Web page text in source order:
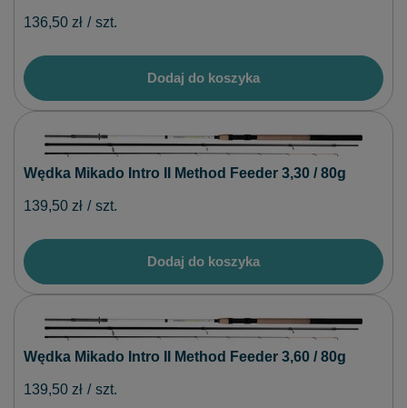
136,50 zł / szt.
Dodaj do koszyka
Wędka Mikado Intro II Method Feeder 3,30 / 80g
139,50 zł / szt.
Dodaj do koszyka
Wędka Mikado Intro II Method Feeder 3,60 / 80g
139,50 zł / szt.